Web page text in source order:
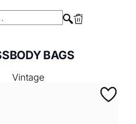
BAGS
Vintage